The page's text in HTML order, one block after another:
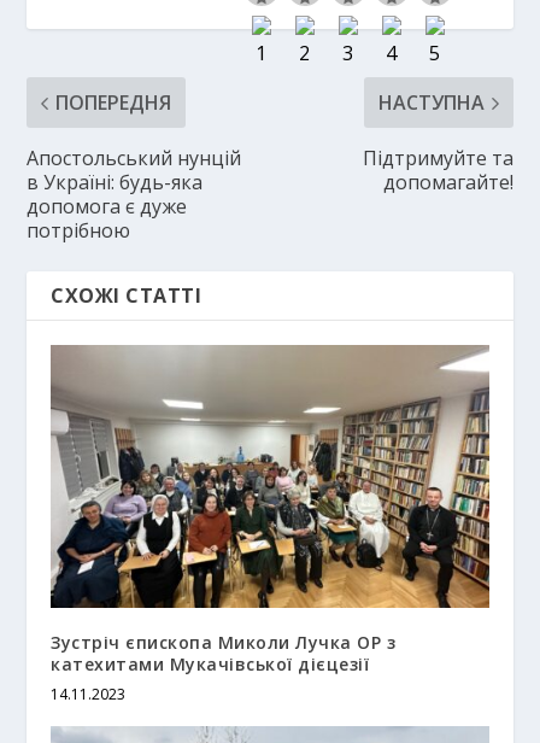
ПОПЕРЕДНЯ
Апостольський нунцій
в Україні: будь-яка
допомога є дуже
потрібною
НАСТУПНА
Підтримуйте та
допомагайте!
СХОЖІ СТАТТІ
Зустріч єпископа Миколи Лучка OP з
катехитами Мукачівської дієцезії
14.11.2023